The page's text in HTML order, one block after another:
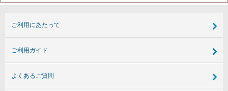
ご利用にあたって
ご利用ガイド
よくあるご質問